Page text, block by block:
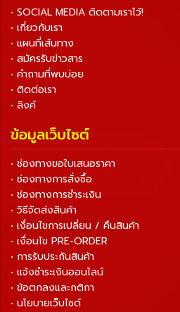
• SOCIAL MEDIA ติดตามเราไว้!
• เกี่ยวกับเรา
• แผนที่เส้นทาง
• สมัครรับข่าวสาร
• คำถามที่พบบ่อย
• ติดต่อเรา
• ลิงค์
ข้อมูลเว็บไซต์
• ช่องทางขอใบเสนอราคา
• ช่องทางการสั่งซื้อ
• ช่องทางการชำระเงิน
• วิธีจัดส่งสินค้า
• เงื่อนไขการเปลี่ยน / คืนสินค้า
• เงื่อนไข PRE-ORDER
• การรับประกันสินค้า
• แจ้งชำระเงินออนไลน์
• ข้อตกลงและกติกา
• นโยบายเว็บไซต์